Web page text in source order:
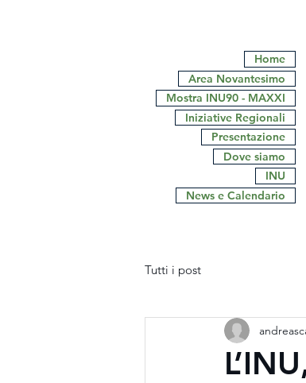
Tutti i post
Home
Area Novantesimo
Mostra INU90 - MAXXI
Iniziative Regionali
Presentazione
Dove siamo
INU
News e Calendario